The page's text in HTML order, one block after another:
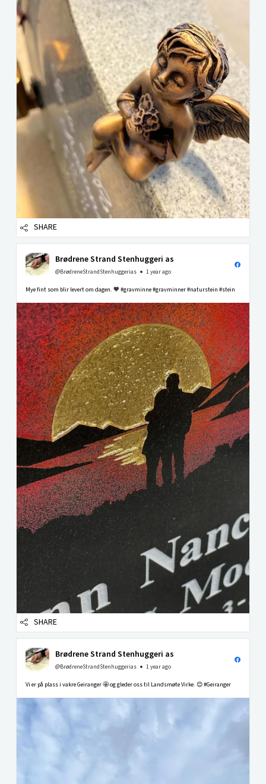
SHARE
Brødrene Strand Stenhuggeri as
@BrødreneStrandStenhuggerias 1 year ago
Mye fint som blir levert om dagen. 🧡 #gravminne #gravminner #naturstein #stein
SHARE
Brødrene Strand Stenhuggeri as
@BrødreneStrandStenhuggerias 1 year ago
Vi er på plass i vakre Geiranger 🤩 og gleder oss til Landsmøte Virke. 😊 #Geiranger